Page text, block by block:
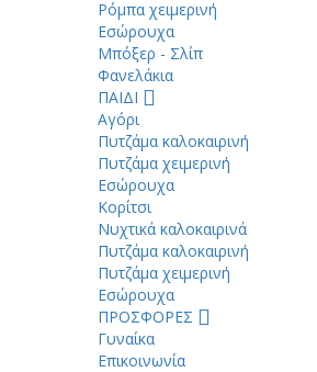
Ρόμπα χειμερινή
Εσώρουχα
Μπόξερ - Σλίπ
Φανελάκια
ΠΑΙΔΙ
Αγόρι
Πυτζάμα καλοκαιρινή
Πυτζάμα χειμερινή
Εσώρουχα
Κορίτσι
Νυχτικά καλοκαιρινά
Πυτζάμα καλοκαιρινή
Πυτζάμα χειμερινή
Εσώρουχα
ΠΡΟΣΦΟΡΕΣ
Γυναίκα
Επικοινωνία